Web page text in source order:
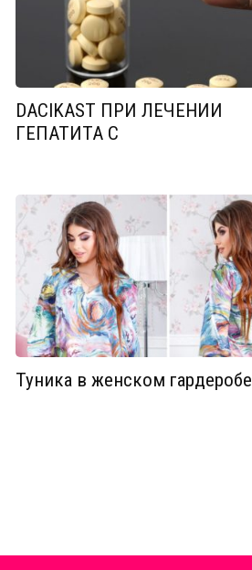
DACIKAST ПРИ ЛЕЧЕНИИ
ГЕПАТИТА С
Туника в женском гардеробе